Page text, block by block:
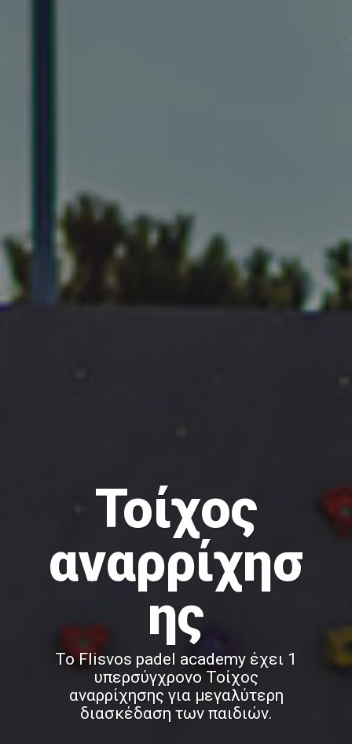
Τοίχος
αναρρίχησ
ης
To Flisvos padel academy έχει 1
υπερσύγχρονο Τοίχος
αναρρίχησης για μεγαλύτερη
διασκέδαση των παιδιών.